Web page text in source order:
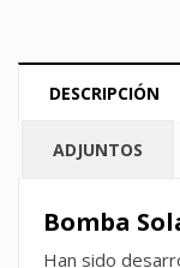
DESCRIPCIÓN
ADJUNTOS
Bomba
Han sido